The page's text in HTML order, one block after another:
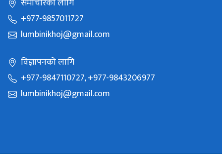
+977-9857011727
lumbinikhoj@gmail.com
विज्ञापनको लागि
+977-9847110727, +977-9843206977
lumbinikhoj@gmail.com